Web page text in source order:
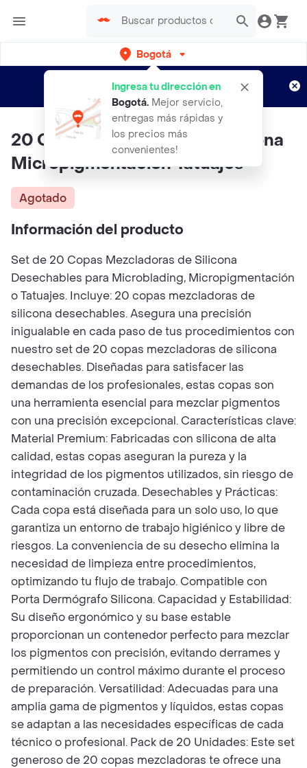
Bogotá
Ingresa tu dirección en
Bogotá. Mejor servicio,
entregas más rápidas y
los precios más
convenientes!
envíos gratis por semanas
Aplican TyC
20 Copas Portapigmento Silicona
Micropigmentación Tatuajes
Agotado
Información del producto
Set de 20 Copas Mezcladoras de Silicona
Desechables para Microblading, Micropigmentación
o Tatuajes. Incluye: 20 copas mezcladoras de
silicona desechables. Asegura una precisión
inigualable en cada paso de tus procedimientos con
nuestro set de 20 copas mezcladoras de silicona
desechables. Diseñadas para satisfacer las
demandas de los profesionales, estas copas son
una herramienta esencial para mezclar pigmentos
con una precisión excepcional. Características clave:
Material Premium: Fabricadas con silicona de alta
calidad, estas copas aseguran la pureza y la
integridad de los pigmentos utilizados, sin riesgo de
contaminación cruzada. Desechables y Prácticas:
Cada copa está diseñada para un solo uso, lo que
garantiza un entorno de trabajo higiénico y libre de
riesgos. La conveniencia de su desecho elimina la
necesidad de limpieza entre procedimientos,
optimizando tu flujo de trabajo. Compatible con
Porta Dermógrafo Silicona. Capacidad y Estabilidad:
Su diseño ergonómico y su base estable
proporcionan un contenedor perfecto para mezclar
los pigmentos con precisión, evitando derrames y
permitiendo un control máximo durante el proceso
de preparación. Versatilidad: Adecuadas para una
amplia gama de pigmentos y líquidos, estas copas
se adaptan a las necesidades específicas de cada
técnico o profesional. Pack de 20 Unidades: Este set
generoso de 20 copas mezcladoras te ofrece una